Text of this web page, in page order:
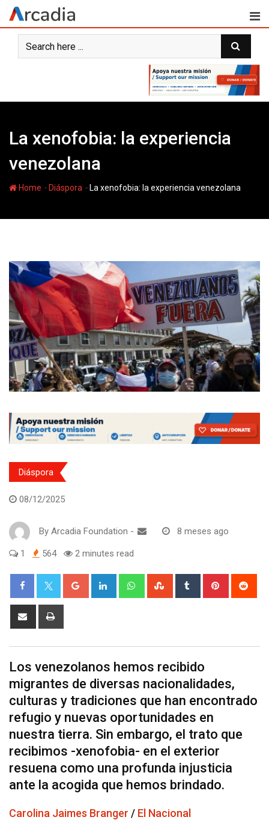
Skip
content
La xenofobia: la experiencia
venezolana
Home - Diáspora - La xenofobia: la experiencia venezolana
Diáspora
08/12/2025
By Arcadia Foundation - 8 meses ago
1 564 2 minutes read
Google+ LinkedIn WhatsappStumbleUpon
Tumblr Pinterest
Share
Los venezolanos hemos recibido
migrantes de diversas nacionalidades,
culturas y tradiciones que han encontrado
refugio y nuevas oportunidades en
nuestra tierra. Sin embargo, el trato que
recibimos -xenofobia- en el exterior
resuena como una profunda injusticia
ante la acogida que hemos brindado.
Carolina Jaimes Branger / El Nacional